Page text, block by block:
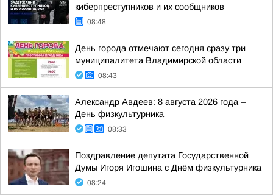
киберпреступников и их сообщников
08:48
День города отмечают сегодня сразу три
муниципалитета Владимирской области
08:43
Александр Авдеев: 8 августа 2026 года –
День физкультурника
08:33
Поздравление депутата Государственной
Думы Игоря Игошина с Днём физкультурника
08:24